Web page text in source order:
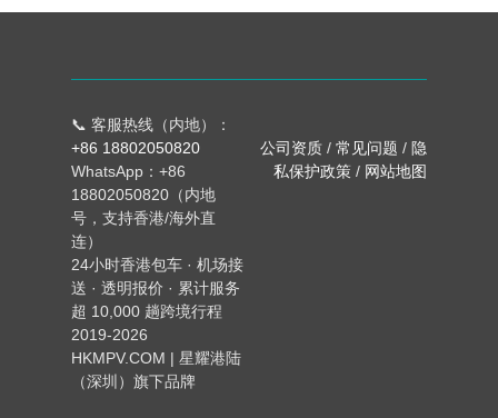
📞 客服热线（内地）：
+86 18802050820
WhatsApp：+86
18802050820（内地
号，支持香港/海外直
连）
24小时香港包车 · 机场接
送 · 透明报价 · 累计服务
超 10,000 趟跨境行程
2019-2026
HKMPV.COM | 星耀港陆
（深圳）旗下品牌
公司资质 / 常见问题 / 隐
私保护政策 / 网站地图